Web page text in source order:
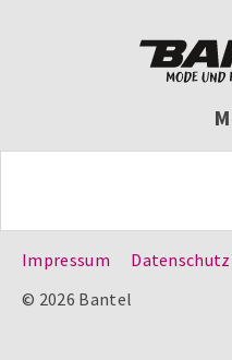
Impressum Datenschutz
© 2026 Bantel